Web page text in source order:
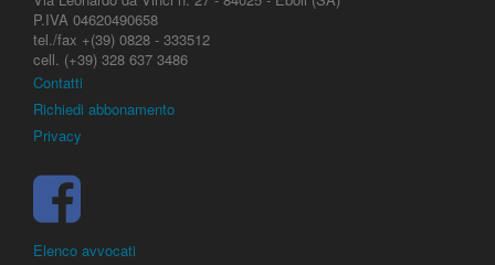
P.IVA 04620490658
tel./fax +(39) 0828 - 333512
cell. (+39) 328 637 3486
Contatti
Richiedi abbonamento
Privacy
Elenco avvocati